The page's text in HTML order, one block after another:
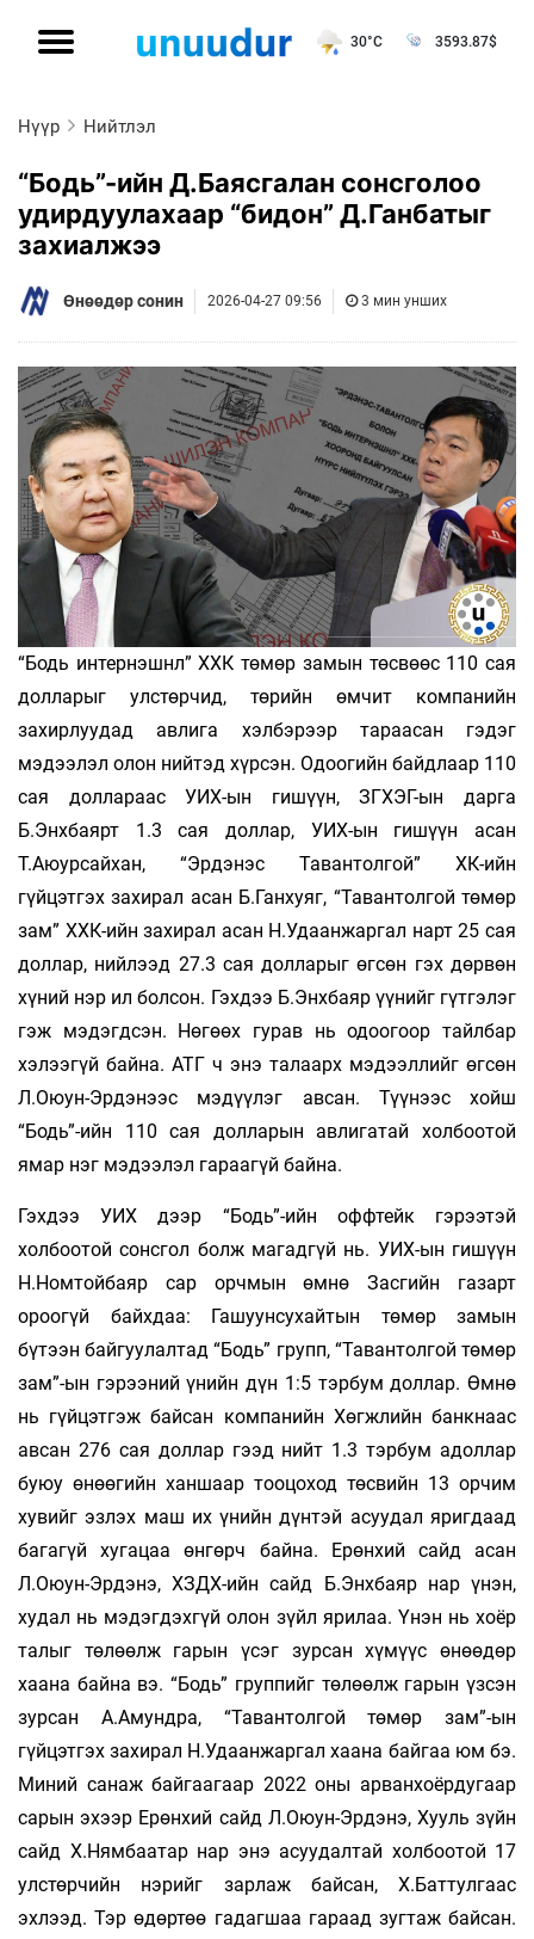
30°C 3593.87$
Нүүр Нийтлэл
“Бодь”-ийн Д.Баясгалан сонсголоо
удирдуулахаар “бидон” Д.Ганбатыг
захиалжээ
Өнөөдөр сонин 2026-04-27 09:56 3 мин унших
“Бодь интернэшнл” ХХК төмөр замын төсвөөс 110 сая
долларыг улстөрчид, төрийн өмчит компанийн
захирлуудад авлига хэлбэрээр тараасан гэдэг
мэдээлэл олон нийтэд хүрсэн. Одоогийн байдлаар 110
сая доллараас УИХ-ын гишүүн, ЗГХЭГ-ын дарга
Б.Энхбаярт 1.3 сая доллар, УИХ-ын гишүүн асан
Т.Аюурсайхан, “Эрдэнэс Тавантолгой” ХК-ийн
гүйцэтгэх захирал асан Б.Ганхуяг, “Тавантолгой төмөр
зам” ХХК-ийн захирал асан Н.Удаанжаргал нарт 25 сая
доллар, нийлээд 27.3 сая долларыг өгсөн гэх дөрвөн
хүний нэр ил болсон. Гэхдээ Б.Энхбаяр үүнийг гүтгэлэг
гэж мэдэгдсэн. Нөгөөх гурав нь одоогоор тайлбар
хэлээгүй байна. АТГ ч энэ талаарх мэдээллийг өгсөн
Л.Оюун-Эрдэнээс мэдүүлэг авсан. Түүнээс хойш
“Бодь”-ийн 110 сая долларын авлигатай холбоотой
ямар нэг мэдээлэл гараагүй байна.
Гэхдээ УИХ дээр “Бодь”-ийн оффтейк гэрээтэй
холбоотой сонсгол болж магадгүй нь. УИХ-ын гишүүн
Н.Номтойбаяр сар орчмын өмнө Засгийн газарт
ороогүй байхдаа: Гашуунсухайтын төмөр замын
бүтээн байгуулалтад “Бодь” групп, “Тавантолгой төмөр
зам”-ын гэрээний үнийн дүн 1:5 тэрбум доллар. Өмнө
нь гүйцэтгэж байсан компанийн Хөгжлийн банкнаас
авсан 276 сая доллар гээд нийт 1.3 тэрбум адоллар
буюу өнөөгийн ханшаар тооцоход төсвийн 13 орчим
хувийг эзлэх маш их үнийн дүнтэй асуудал яригдаад
багагүй хугацаа өнгөрч байна. Ерөнхий сайд асан
Л.Оюун-Эрдэнэ, ХЗДХ-ийн сайд Б.Энхбаяр нар үнэн,
худал нь мэдэгдэхгүй олон зүйл ярилаа. Үнэн нь хоёр
талыг төлөөлж гарын үсэг зурсан хүмүүс өнөөдөр
хаана байна вэ. “Бодь” группийг төлөөлж гарын үзсэн
зурсан А.Амундра, “Тавантолгой төмөр зам”-ын
гүйцэтгэх захирал Н.Удаанжаргал хаана байгаа юм бэ.
Миний санаж байгаагаар 2022 оны арванхоёрдугаар
сарын эхээр Ерөнхий сайд Л.Оюун-Эрдэнэ, Хууль зүйн
сайд Х.Нямбаатар нар энэ асуудалтай холбоотой 17
улстөрчийн нэрийг зарлаж байсан, Х.Баттулгаас
эхлээд. Тэр өдөртөө гадагшаа гараад зугтаж байсан.